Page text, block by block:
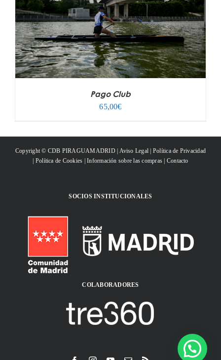
Pago Club
65,00€
Copyright © CDB PIRAGUAMADRID | Aviso Legal
Política de Privacidad
Política de Cookies |Información sobre las compras Contacto
SOCIOS INSTITUCIONALES
COLABORADORES